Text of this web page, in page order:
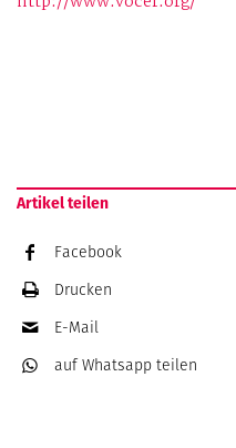
Artikel teilen
Facebook
Drucken
E-Mail
auf Whatsapp teilen